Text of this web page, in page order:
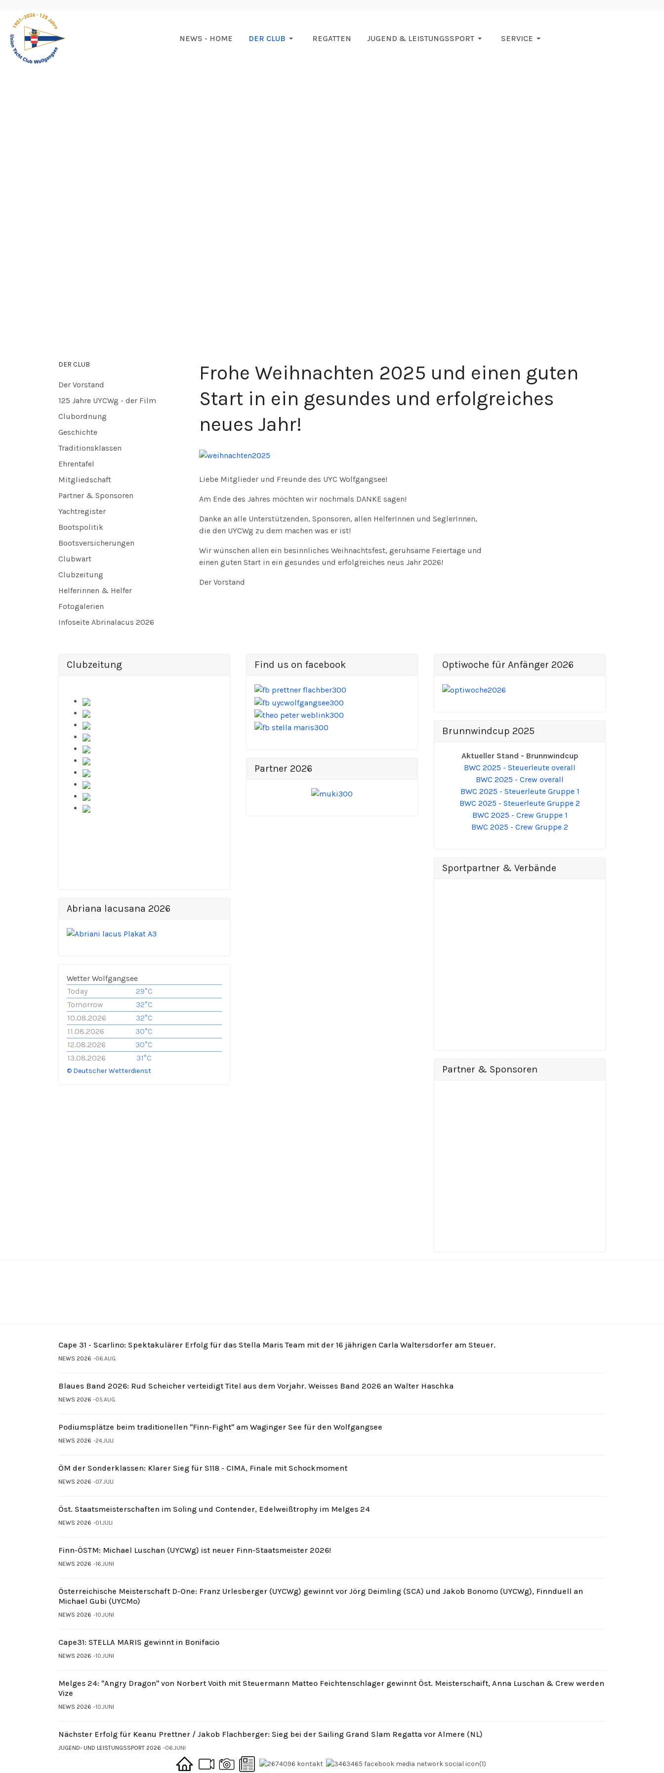
NEWS - HOME DER CLUB REGATTEN JUGEND & LEISTUNGSSPORT SERVICE
Frohe Weihnachten 2025 und einen guten
Start in ein gesundes und erfolgreiches
neues Jahr!
Liebe Mitglieder und Freunde des UYC Wolfgangsee!
Am Ende des Jahres möchten wir nochmals DANKE sagen!
Danke an alle Unterstützenden, Sponsoren, allen HelferInnen und SeglerInnen,
die den UYCWg zu dem machen was er ist!
Wir wünschen allen ein besinnliches Weihnachtsfest, geruhsame Feiertage und
einen guten Start in ein gesundes und erfolgreiches neus Jahr 2026!
Der Vorstand
DER CLUB
Der Vorstand
125 Jahre UYCWg - der Film
Clubordnung
Geschichte
Traditionsklassen
Ehrentafel
Mitgliedschaft
Partner & Sponsoren
Yachtregister
Bootspolitik
Bootsversicherungen
Clubwart
Clubzeitung
Helferinnen & Helfer
Fotogalerien
Infoseite Abrinalacus 2026
Clubzeitung
Abriana lacusana 2026
Wetter Wolfgangsee
Today
29°C
Tomorrow
32°C
10.08.2026
32°C
11.08.2026
30°C
12.08.2026
30°C
13.08.2026
31°C
© Deutscher Wetterdienst
Find us on facebook
Partner 2026
Optiwoche für Anfänger 2026
Brunnwindcup 2025
Aktueller Stand - Brunnwindcup
BWC 2025 - Steuerleute overall
BWC 2025 - Crew overall
BWC 2025 - Steuerleute Gruppe 1
BWC 2025 - Steuerleute Gruppe 2
BWC 2025 - Crew Gruppe 1
BWC 2025 - Crew Gruppe 2
Sportpartner & Verbände
Partner & Sponsoren
Cape 31 - Scarlino: Spektakulärer Erfolg für das Stella Maris Team mit der 16 jährigen Carla Waltersdorfer am Steuer.
NEWS 2026 06.AUG.
Blaues Band 2026: Rud Scheicher verteidigt Titel aus dem Vorjahr. Weisses Band 2026 an Walter Haschka
NEWS 2026 05.AUG.
Podiumsplätze beim traditionellen "Finn-Fight" am Waginger See für den Wolfgangsee
NEWS 2026 24.JULI
ÖM der Sonderklassen: Klarer Sieg für S118 - CIMA, Finale mit Schockmoment
NEWS 2026 07.JULI
Öst. Staatsmeisterschaften im Soling und Contender, Edelweißtrophy im Melges 24
NEWS 2026 01.JULI
Finn-ÖSTM: Michael Luschan (UYCWg) ist neuer Finn-Staatsmeister 2026!
NEWS 2026 16.JUNI
Österreichische Meisterschaft D-One: Franz Urlesberger (UYCWg) gewinnt vor Jörg Deimling (SCA) und Jakob Bonomo (UYCWg), Finnduell an
Michael Gubi (UYCMo)
NEWS 2026 10.JUNI
Cape31: STELLA MARIS gewinnt in Bonifacio
NEWS 2026 10.JUNI
Melges 24: "Angry Dragon" von Norbert Voith mit Steuermann Matteo Feichtenschlager gewinnt Öst. Meisterschaift, Anna Luschan & Crew werden
Vize
NEWS 2026 10.JUNI
Nächster Erfolg für Keanu Prettner / Jakob Flachberger: Sieg bei der Sailing Grand Slam Regatta vor Almere (NL)
JUGEND- UND LEISTUNGSSPORT 2026 06.JUNI